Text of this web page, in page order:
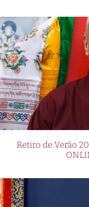
Retiro de Verão